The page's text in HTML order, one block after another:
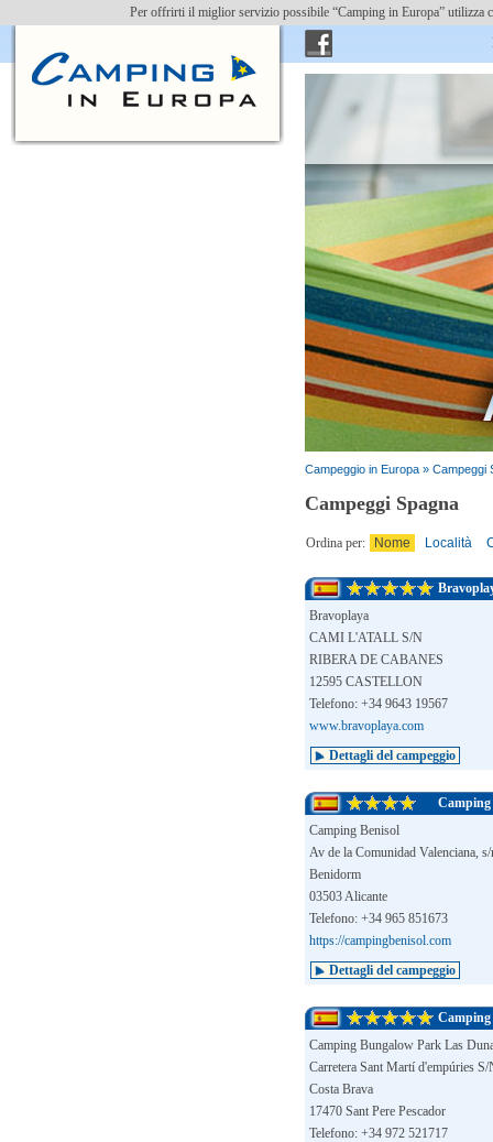
Per offrirti il miglior servizio possibile “Camping in Europa”
Campeggio in Europa » Campeggi
Campeggi Spagna
Ordina per: Nome Località
Bravoplaya
CAMI L'ATALL S/N
RIBERA DE CABANES
12595 CASTELLON
Telefono: +34 9643 19567
www.bravoplaya.com
Dettagli del campeggio
Camping
Camping Benisol
Av de la Comunidad Valenciana,
Benidorm
03503 Alicante
Telefono: +34 965 851673
https://campingbenisol.com
Dettagli del campeggio
Camping Bungalow Park Las
Carretera Sant Martí d'empúries S/
Costa Brava
17470 Sant Pere Pescador
Telefono: +34 972 521717